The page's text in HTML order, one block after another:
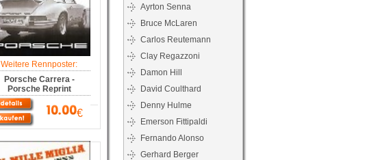
Weitere Rennposter:
Porsche Carrera -
Porsche Reprint
€
Ayrton Senna
Bruce McLaren
Carlos Reutemann
Clay Regazzoni
Damon Hill
David Coulthard
Denny Hulme
Emerson Fittipaldi
Fernando Alonso
Gerhard Berger